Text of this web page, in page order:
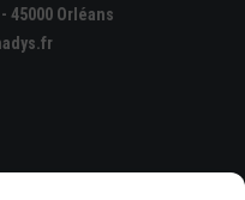
45000 Orléans